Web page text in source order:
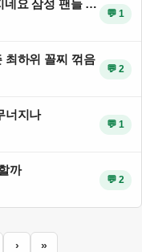
삼성 팬들 분노
💬 1
최하위 꼴찌 꺾음
💬 2
너지나
💬 1
까
💬 2
› »